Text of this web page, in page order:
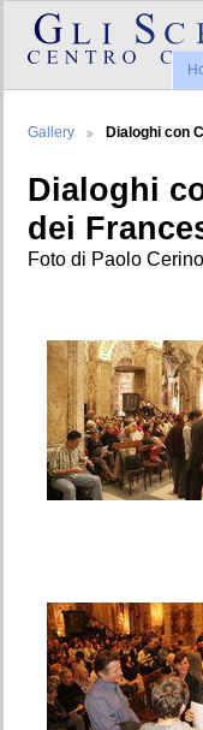
Gallery Dialoghi con
Dialoghi
dei
Foto di Paolo Cerino